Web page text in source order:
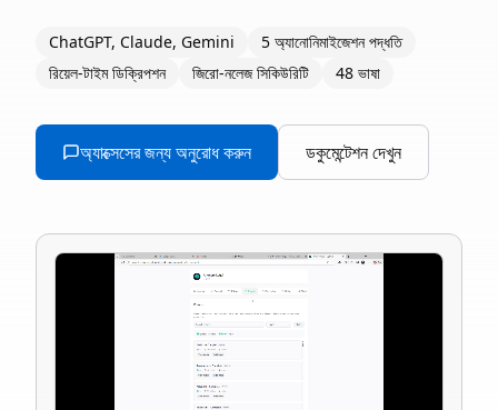
ChatGPT, Claude, Gemini
5 অ্যানোনিমাইজেশন পদ্ধতি
রিয়েল-টাইম ডিক্রিপশন
জিরো-নলেজ সিকিউরিটি 48 ভাষা
অ্যাক্সেসের জন্য অনুরোধ করুন ডকুমেন্টেশন দেখুন